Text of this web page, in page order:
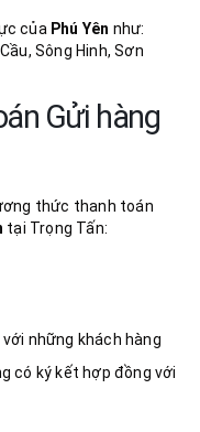
của Phú Yên như:
Sông Hinh, Sơn
Gửi hàng
thức thanh toán
tại Trọng Tấn:
những khách hàng
có ký kết hợp đồng với